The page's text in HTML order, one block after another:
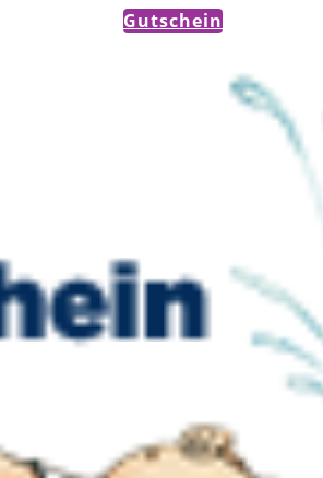
Gutschein